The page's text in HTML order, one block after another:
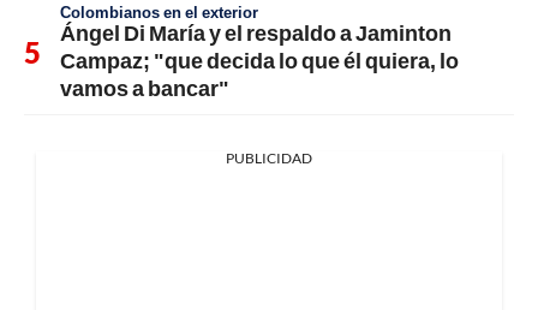
Colombianos en el exterior
Ángel Di María y el respaldo a Jaminton
Campaz; "que decida lo que él quiera, lo
vamos a bancar"
PUBLICIDAD